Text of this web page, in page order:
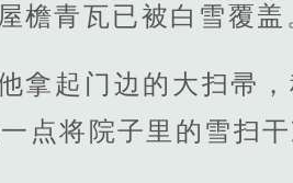
屋檐青瓦已被白雪覆盖
拿起门边的大扫帚
点将院子里的雪扫干